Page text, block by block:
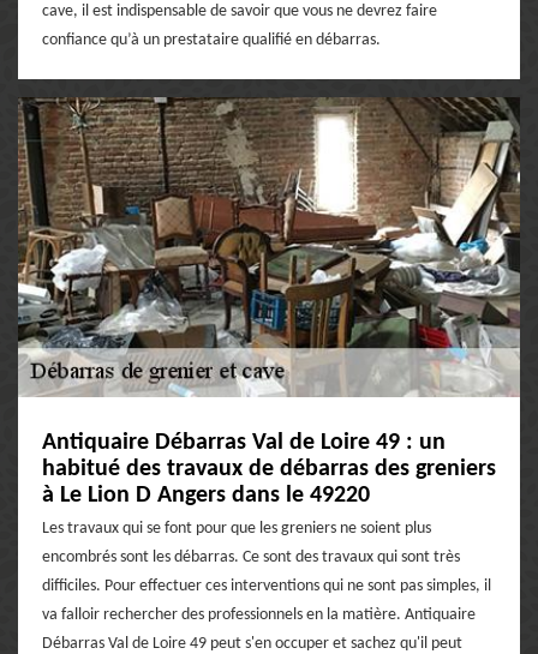
cave, il est indispensable de savoir que vous ne devrez faire
confiance qu’à un prestataire qualifié en débarras.
Antiquaire Débarras Val de Loire 49 : un
habitué des travaux de débarras des greniers
à Le Lion D Angers dans le 49220
Les travaux qui se font pour que les greniers ne soient plus
encombrés sont les débarras. Ce sont des travaux qui sont très
difficiles. Pour effectuer ces interventions qui ne sont pas simples, il
va falloir rechercher des professionnels en la matière. Antiquaire
Débarras Val de Loire 49 peut s'en occuper et sachez qu'il peut